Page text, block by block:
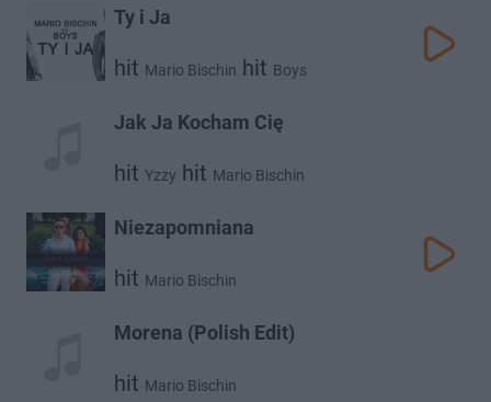
Ty i Ja
hit Mario Bischin hit Boys
Jak Ja Kocham Cię
hit Yzzy hit Mario Bischin
Niezapomniana
hit Mario Bischin
Morena (Polish Edit)
hit Mario Bischin